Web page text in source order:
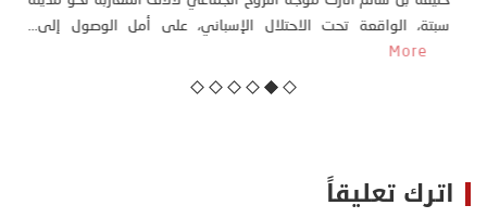
كتب: منذر بالضيافي بدأت قصتي مع التغييرات المناخية ” المتطرفة”،
منذ نهاية ثمانينات القرن الماضي، حين أطردنا ...
اترك تعليقاً